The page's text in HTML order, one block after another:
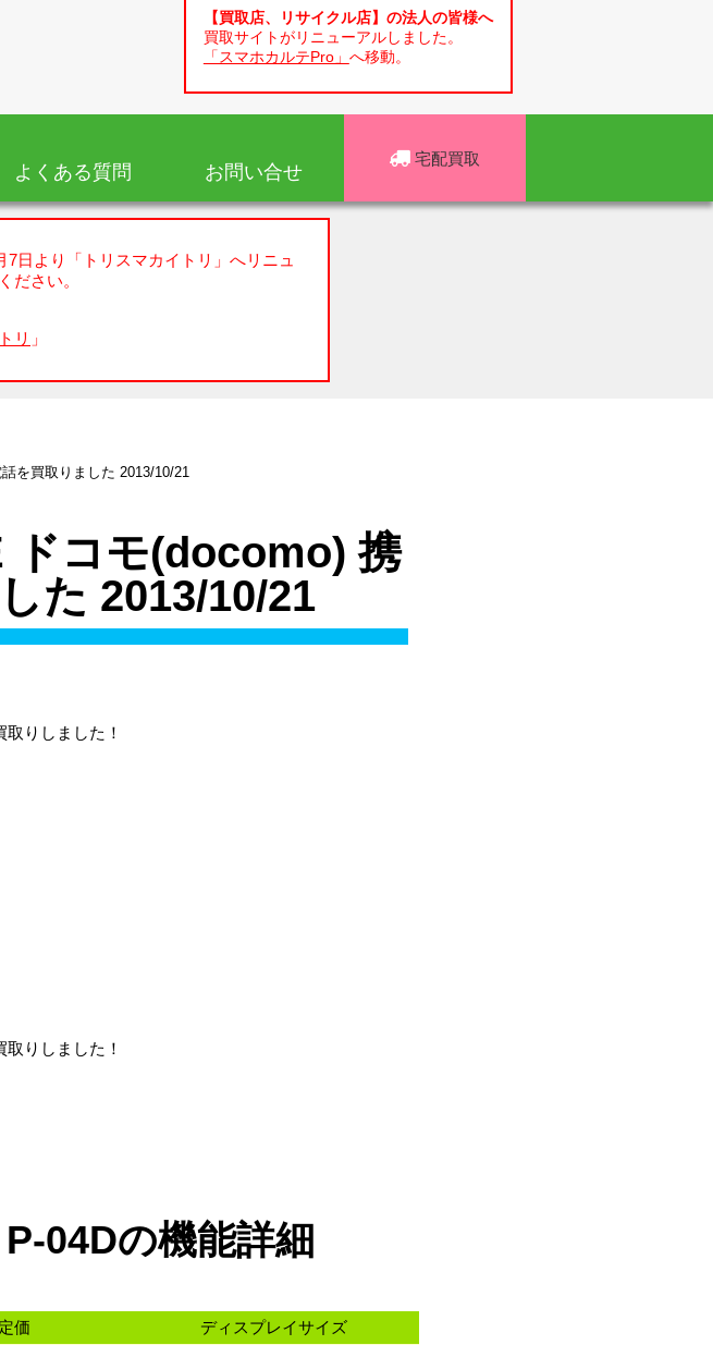
【買取店、リサイクル店】の法人の皆様へ
買取サイトがリニューアルしました。
「スマホカルテPro」 へ移動。
よくある質問 お問い合せ 宅配買取
日より「トリスマカイトリ」へリニュ
ださい。
リ 」
を買取りました 2013/10/21
ドコモ(docomo) 携
た 2013/10/21
取りしました！
取りしました！
04Dの機能詳細
価
ディスプレイサイズ